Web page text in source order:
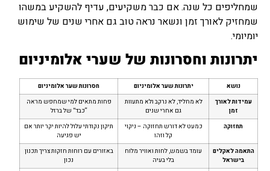
שמחליפים כל שנה. אם כבר משקיעים, עדיף להשקיע במשהו
שמחזיק לאורך זמן ונשאר נראה טוב גם אחרי שנים של שימוש
יומיומי.
יתרונות וחסרונות של שערי אלומיניום
נושא יתרונות שער אלומיניום
חסרונות שער אלומיניום
עמידות לאורך
זמן
לא מחליד, לא נרקב ולא מתעוות
גם אחרי שנים
פחות מתאים למי שמחפש מראה
“כבד” של ברזל
תחזוקה
כמעט לא דורש תחזוקה – ניקוי
קל וזהו
תיקון נקודתי עלול להיות יקר יותר אם
יש פגיעה
התאמה לאקלים
בישראל
עומד בשמש, לחות ואוויר מלוח
בלי בעיה
באזורים עם רוחות חזקות צריך תכנון
נכון